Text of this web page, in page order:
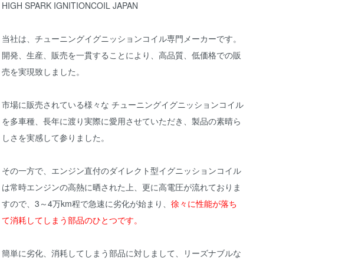
HIGH SPARK IGNITIONCOIL JAPAN
当社は、チューニングイグニッションコイル専門メーカーです。
開発、生産、販売を一貫することにより、高品質、低価格での販
売を実現致しました。
市場に販売されている様々な チューニングイグニッションコイル
を多車種、長年に渡り実際に愛用させていただき、製品の素晴ら
しさを実感して参りました。
その一方で、エンジン直付のダイレクト型イグニッションコイル
は常時エンジンの高熱に晒された上、更に高電圧が流れておりま
すので、3～4万km程で急速に劣化が始まり、 徐々に性能が落ち
て消耗してしまう部品のひとつです。
簡単に劣化、消耗してしまう部品に対しまして、リーズナブルな